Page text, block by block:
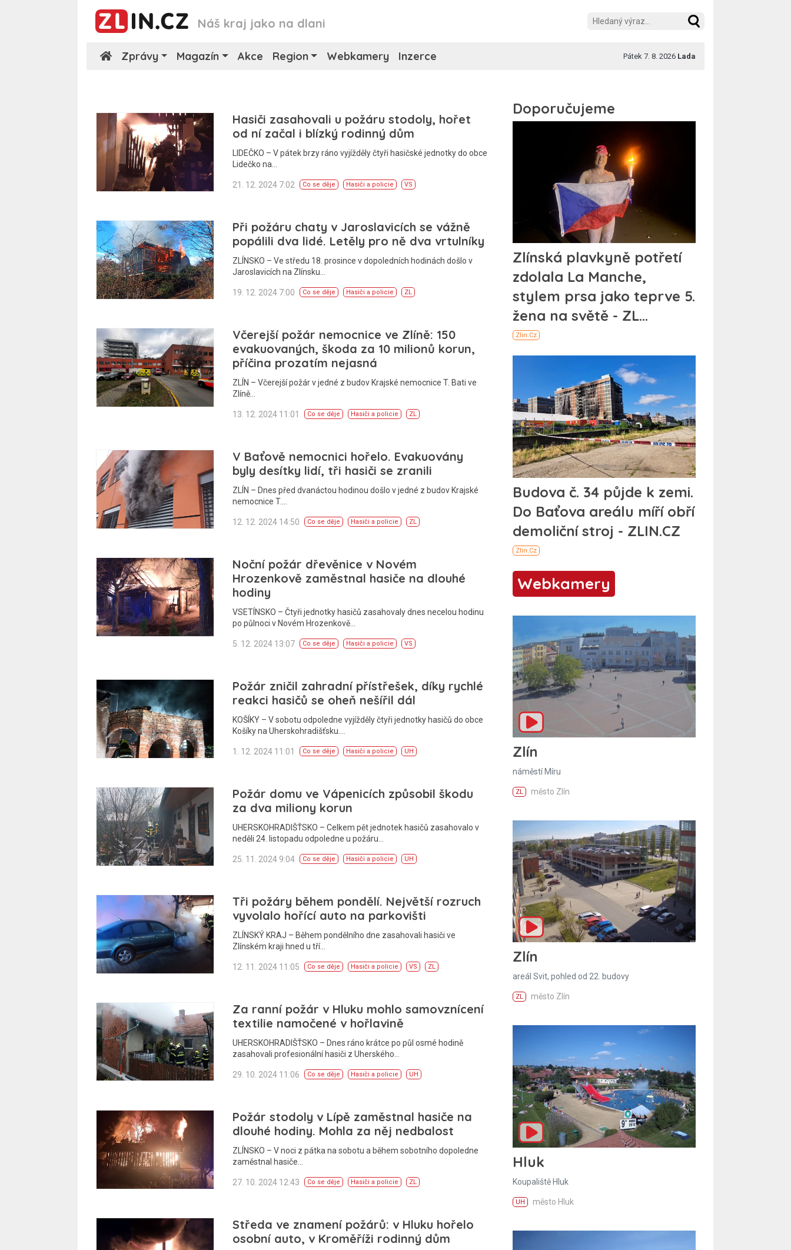
Náš kraj jako na dlani
Zprávy Magazín Akce Region Webkamery Inzerce Pátek 7. 8. 2026 Lada
Hasiči zasahovali u požáru stodoly, hořet
od ní začal i blízký rodinný dům
LIDEČKO – V pátek brzy ráno vyjížděly čtyři hasičské jednotky do obce
Lidečko na…
21. 12. 2024 7:02 Co se děje Hasiči a policie VS
Při požáru chaty v Jaroslavicích se vážně
popálili dva lidé. Letěly pro ně dva vrtulníky
ZLÍNSKO – Ve středu 18. prosince v dopoledních hodinách došlo v
Jaroslavicích na Zlínsku…
19. 12. 2024 7:00 Co se děje Hasiči a policie ZL
Včerejší požár nemocnice ve Zlíně: 150
evakuovaných, škoda za 10 milionů korun,
příčina prozatím nejasná
ZLÍN – Včerejší požár v jedné z budov Krajské nemocnice T. Bati ve
Zlíně…
13. 12. 2024 11:01 Co se děje Hasiči a policie ZL
V Baťově nemocnici hořelo. Evakuovány
byly desítky lidí, tři hasiči se zranili
ZLÍN – Dnes před dvanáctou hodinou došlo v jedné z budov Krajské
nemocnice T.…
12. 12. 2024 14:50 Co se děje Hasiči a policie ZL
Noční požár dřevěnice v Novém
Hrozenkově zaměstnal hasiče na dlouhé
hodiny
VSETÍNSKO – Čtyři jednotky hasičů zasahovaly dnes necelou hodinu
po půlnoci v Novém Hrozenkově…
5. 12. 2024 13:07 Co se děje Hasiči a policie VS
Požár zničil zahradní přístřešek, díky rychlé
reakci hasičů se oheň nešířil dál
KOŠÍKY – V sobotu odpoledne vyjížděly čtyři jednotky hasičů do obce
Košíky na Uherskohradišťsku.…
1. 12. 2024 11:01 Co se děje Hasiči a policie UH
Požár domu ve Vápenicích způsobil škodu
za dva miliony korun
UHERSKOHRADIŠŤSKO – Celkem pět jednotek hasičů zasahovalo v
neděli 24. listopadu odpoledne u požáru…
25. 11. 2024 9:04 Co se děje Hasiči a policie UH
Tři požáry během pondělí. Největší rozruch
vyvolalo hořící auto na parkovišti
ZLÍNSKÝ KRAJ – Během pondělního dne zasahovali hasiči ve
Zlínském kraji hned u tří…
12. 11. 2024 11:05 Co se děje Hasiči a policie VS ZL
Za ranní požár v Hluku mohlo samovznícení
textilie namočené v hořlavině
UHERSKOHRADIŠŤSKO – Dnes ráno krátce po půl osmé hodině
zasahovali profesionální hasiči z Uherského…
29. 10. 2024 11:06 Co se děje Hasiči a policie UH
Požár stodoly v Lípě zaměstnal hasiče na
dlouhé hodiny. Mohla za něj nedbalost
ZLÍNSKO – V noci z pátka na sobotu a během sobotního dopoledne
zaměstnal hasiče…
27. 10. 2024 12:43 Co se děje Hasiči a policie ZL
Středa ve znamení požárů: v Hluku hořelo
osobní auto, v Kroměříži rodinný dům
Webkamery
Zlín
náměstí Míru
ZL město Zlín
Zlín
areál Svit, pohled od 22. budovy
ZL město Zlín
Hluk
Koupaliště Hluk
UH město Hluk